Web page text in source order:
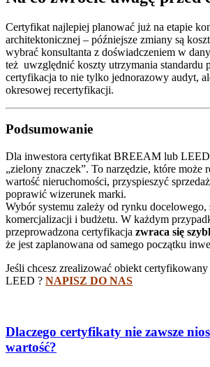
Certyfikat najlepiej planować już na etapie
architektonicznej – późniejsze zmiany są
wybrać konsultanta z doświadczeniem w
też uwzględnić koszty utrzymania standardu
certyfikacja to nie tylko jednorazowy audyt,
okresowej recertyfikacji.
Podsumowanie
Dla inwestora certyfikat BREEAM lub
„zielony znaczek”. To narzędzie, które może
wartość nieruchomości, przyspieszyć
poprawić wizerunek marki.
Wybór systemu zależy od rynku docelowego,
komercjalizacji i budżetu. W każdym
przeprowadzona certyfikacja zwraca się
że jest zaplanowana od samego początku
Jeśli chcesz zrealizować obiekt
LEED ? NAPISZ DO NAS
Dlaczego certyfikaty nie zawsze
wartość?